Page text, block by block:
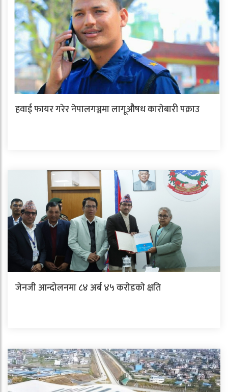
हवाई फायर गरेर नेपालगञ्जमा लागूओैषध काराेबारी पक्राउ
जेनजी आन्दोलनमा ८४ अर्ब ४५ कराेडकाे क्षति